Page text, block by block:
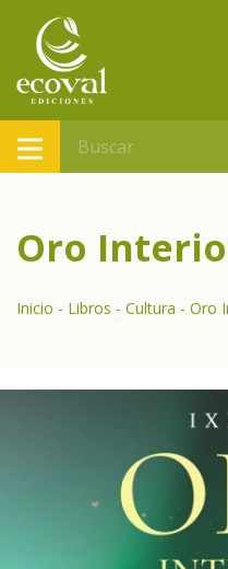
Oro
Inicio - Libros - Cultura - Oro